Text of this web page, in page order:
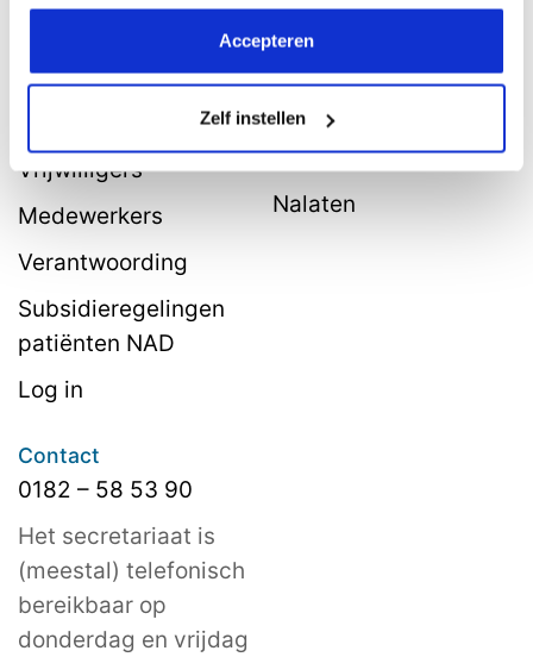
Accepteren
Zelf instellen
Doelstelling
Vrijwilligers
Medewerkers
Verantwoording
Subsidieregelingen
patiënten NAD
Log in
Lid worden
Doneren
Doneren met
belastingvoordeel
Nalaten
Contact
0182 – 58 53 90
Het secretariaat is
(meestal) telefonisch
bereikbaar op
donderdag en vrijdag